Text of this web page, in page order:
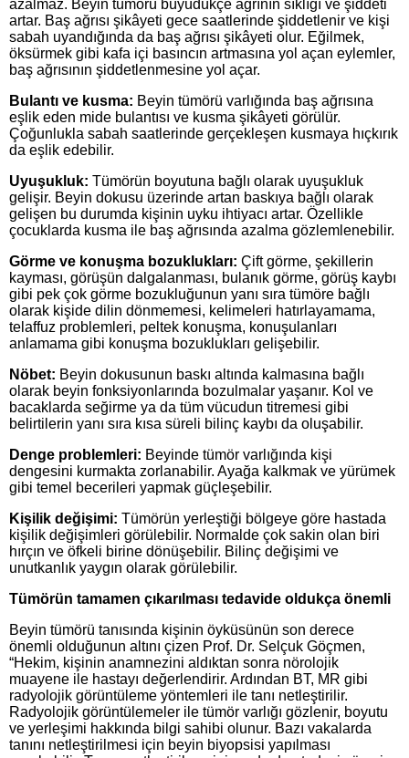
azalmaz. Beyin tümörü büyüdükçe ağrının sıklığı ve şiddeti
artar. Baş ağrısı şikâyeti gece saatlerinde şiddetlenir ve kişi
sabah uyandığında da baş ağrısı şikâyeti olur. Eğilmek,
öksürmek gibi kafa içi basıncın artmasına yol açan eylemler,
baş ağrısının şiddetlenmesine yol açar.
Bulantı ve kusma: Beyin tümörü varlığında baş ağrısına
eşlik eden mide bulantısı ve kusma şikâyeti görülür.
Çoğunlukla sabah saatlerinde gerçekleşen kusmaya hıçkırık
da eşlik edebilir.
Uyuşukluk: Tümörün boyutuna bağlı olarak uyuşukluk
gelişir. Beyin dokusu üzerinde artan baskıya bağlı olarak
gelişen bu durumda kişinin uyku ihtiyacı artar. Özellikle
çocuklarda kusma ile baş ağrısında azalma gözlemlenebilir.
Görme ve konuşma bozuklukları: Çift görme, şekillerin
kayması, görüşün dalgalanması, bulanık görme, görüş kaybı
gibi pek çok görme bozukluğunun yanı sıra tümöre bağlı
olarak kişide dilin dönmemesi, kelimeleri hatırlayamama,
telaffuz problemleri, peltek konuşma, konuşulanları
anlamama gibi konuşma bozuklukları gelişebilir.
Nöbet: Beyin dokusunun baskı altında kalmasına bağlı
olarak beyin fonksiyonlarında bozulmalar yaşanır. Kol ve
bacaklarda seğirme ya da tüm vücudun titremesi gibi
belirtilerin yanı sıra kısa süreli bilinç kaybı da oluşabilir.
Denge problemleri: Beyinde tümör varlığında kişi
dengesini kurmakta zorlanabilir. Ayağa kalkmak ve yürümek
gibi temel becerileri yapmak güçleşebilir.
Kişilik değişimi: Tümörün yerleştiği bölgeye göre hastada
kişilik değişimleri görülebilir. Normalde çok sakin olan biri
hırçın ve öfkeli birine dönüşebilir. Bilinç değişimi ve
unutkanlık yaygın olarak görülebilir.
Tümörün tamamen çıkarılması tedavide oldukça önemli
Beyin tümörü tanısında kişinin öyküsünün son derece
önemli olduğunun altını çizen Prof. Dr. Selçuk Göçmen,
“Hekim, kişinin anamnezini aldıktan sonra nörolojik
muayene ile hastayı değerlendirir. Ardından BT, MR gibi
radyolojik görüntüleme yöntemleri ile tanı netleştirilir.
Radyolojik görüntülemeler ile tümör varlığı gözlenir, boyutu
ve yerleşimi hakkında bilgi sahibi olunur. Bazı vakalarda
tanını netleştirilmesi için beyin biyopsisi yapılması